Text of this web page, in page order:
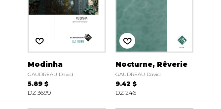
Modinha
GAUDREAU David
5.89 $
DZ 3699
Nocturne, Rêverie
GAUDREAU David
9.42 $
DZ 246